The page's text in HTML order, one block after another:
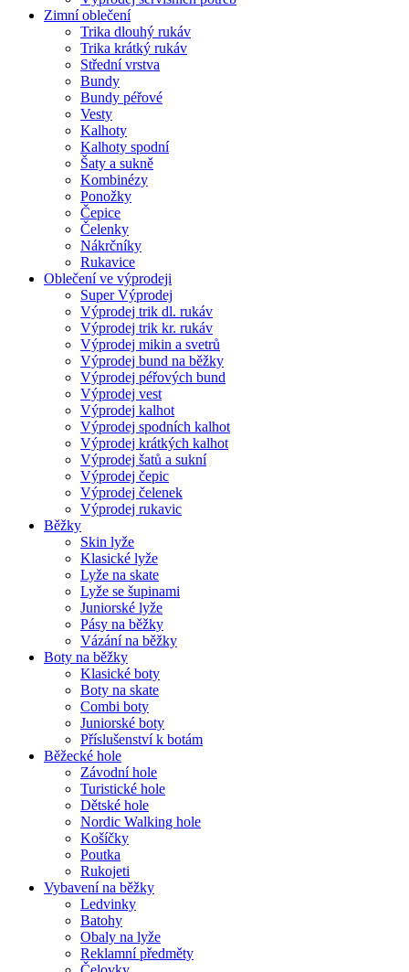
Zimní oblečení
Trika dlouhý rukáv
Trika krátký rukáv
Střední vrstva
Bundy
Bundy péřové
Vesty
Kalhoty
Kalhoty spodní
Šaty a sukně
Kombinézy
Ponožky
Čepice
Čelenky
Nákrčníky
Rukavice
Oblečení ve výprodeji
Super Výprodej
Výprodej trik dl. rukáv
Výprodej trik kr. rukáv
Výprodej mikin a svetrů
Výprodej bund na běžky
Výprodej péřových bund
Výprodej vest
Výprodej kalhot
Výprodej spodních kalhot
Výprodej krátkých kalhot
Výprodej šatů a sukní
Výprodej čepic
Výprodej čelenek
Výprodej rukavic
Běžky
Skin lyže
Klasické lyže
Lyže na skate
Lyže se šupinami
Juniorské lyže
Pásy na běžky
Vázání na běžky
Boty na běžky
Klasické boty
Boty na skate
Combi boty
Juniorské boty
Příslušenství k botám
Běžecké hole
Závodní hole
Turistické hole
Dětské hole
Nordic Walking hole
Košíčky
Poutka
Rukojeti
Vybavení na běžky
Ledvinky
Batohy
Obaly na lyže
Reklamní předměty